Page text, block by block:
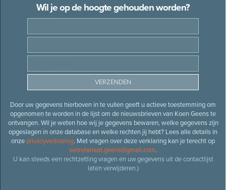
Wil je op de hoogte gehouden worden?
Door uw gegevens hierboven in te vullen geeft u actieve toestemming om
opgenomen te worden in de lijst om de nieuwsbrieven van Koen Geens te
ontvangen. Wil je weten hoe wij je gegevens bewaren, welke gegevens zijn
opgeslagen in onze database en welke rechten jij hebt? Lees alle details in
onze privacyverklaring. Met vragen over deze verklaring kan je terecht op
secretariaat.geens@gmail.com.
U kan steeds een rechtzetting vragen en uw gegevens uit de contactlijst
laten verwijderen.)